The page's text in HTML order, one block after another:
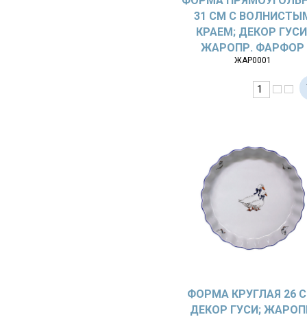
31 СМ С
КРАЕМ; ДЕКОР
ЖАРОПР. ФАРФОР
ЖАР0001
ФОРМА КРУГЛАЯ 26
ДЕКОР ГУСИ;